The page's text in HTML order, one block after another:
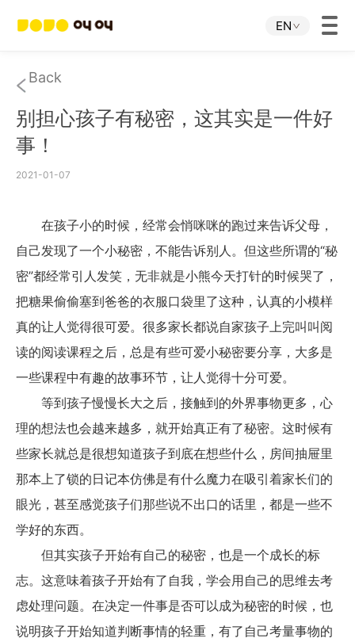
EN
Home
JOJO APP
JOJO IP
About Us
Download
Investor Relations
Back
别担心孩子有秘密，这其实是一件好
事！
2021-01-07
在孩子小的时候，经常会悄咪咪的跑过来告诉父母，
自己发现了一个小秘密，不能告诉别人。但这些所谓的“秘
密”都经常引人发笑，无非就是小熊今天打针的时候哭了，
把糖果偷偷塞到爸爸的衣服口袋里了这种，认真的小模样
真的让人觉得很可爱。很多家长都说自家孩子上完叫叫阅
读的阅读课程之后，总是有些可爱小秘密要分享，大多是
一些课程中有趣的故事环节，让人觉得十分可爱。
等到孩子慢慢长大之后，接触到的外界事物更多，心
理的想法也会越来越多，就开始真正有了秘密。这时候有
些家长就总是很想知道孩子到底在想些什么，房间抽屉里
那本上了锁的日记本仿佛是有什么魔力在吸引着家长们的
眼光，甚至感觉孩子们那些说不出口的话里，都是一些不
学好的东西。
但其实孩子开始有自己的秘密，也是一个成长的标
志。这意味着孩子开始有了自我，学会用自己的思维去考
虑处理问题。在决定一件事是否可以成为秘密的时候，也
说明孩子开始知道判断事情的轻重，有了自己考量事物的